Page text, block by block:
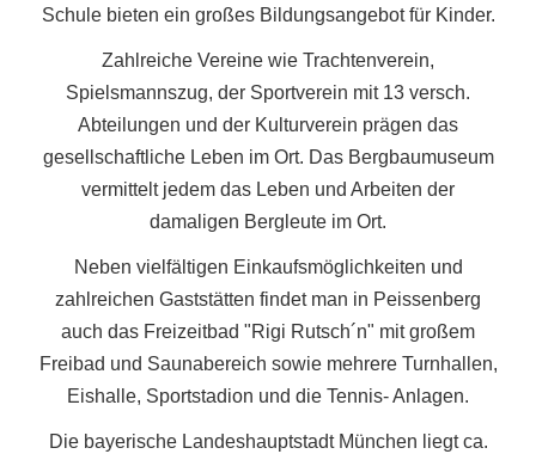
Schule bieten ein großes Bildungsangebot für Kinder.
Zahlreiche Vereine wie Trachtenverein,
Spielsmannszug, der Sportverein mit 13 versch.
Abteilungen und der Kulturverein prägen das
gesellschaftliche Leben im Ort. Das Bergbaumuseum
vermittelt jedem das Leben und Arbeiten der
damaligen Bergleute im Ort.
Neben vielfältigen Einkaufsmöglichkeiten und
zahlreichen Gaststätten findet man in Peissenberg
auch das Freizeitbad "Rigi Rutsch´n" mit großem
Freibad und Saunabereich sowie mehrere Turnhallen,
Eishalle, Sportstadion und die Tennis- Anlagen.
Die bayerische Landeshauptstadt München liegt ca.